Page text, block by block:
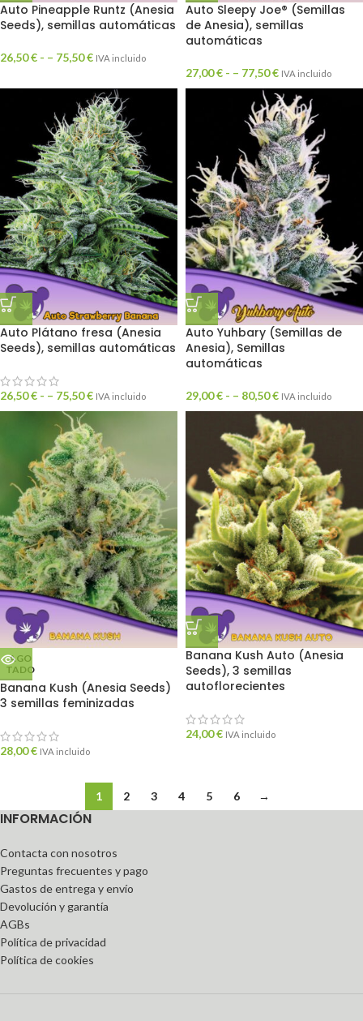
Auto Pineapple Runtz (Anesia
Seeds), semillas automáticas
26,50€ - – 75,50€ IVA incluido
Auto Sleepy Joe® (Semillas
de Anesia), semillas
automáticas
27,00€ - – 77,50€ IVA incluido
Auto Plátano fresa (Anesia
Seeds), semillas automáticas
26,50€ - – 75,50€ IVA incluido
Auto Yuhbary (Semillas de
Anesia), Semillas
automáticas
29,00€ - – 80,50€ IVA incluido
AGO
TADO
Banana Kush (Anesia Seeds)
3 semillas feminizadas
28,00€ IVA incluido
Banana Kush Auto (Anesia
Seeds), 3 semillas
autoflorecientes
24,00€ IVA incluido
1 2 3 4 5 6 →
INFORMACIÓN
Contacta con nosotros
Preguntas frecuentes y pago
Gastos de entrega y envío
Devolución y garantía
AGBs
Política de privacidad
Política de cookies